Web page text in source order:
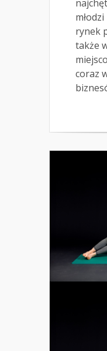
rynek
także
coraz